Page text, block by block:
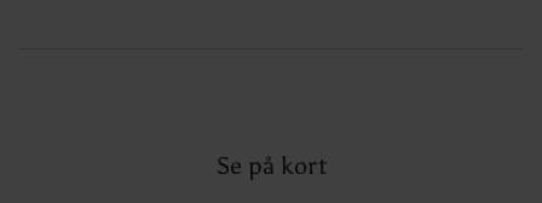
Se på kort